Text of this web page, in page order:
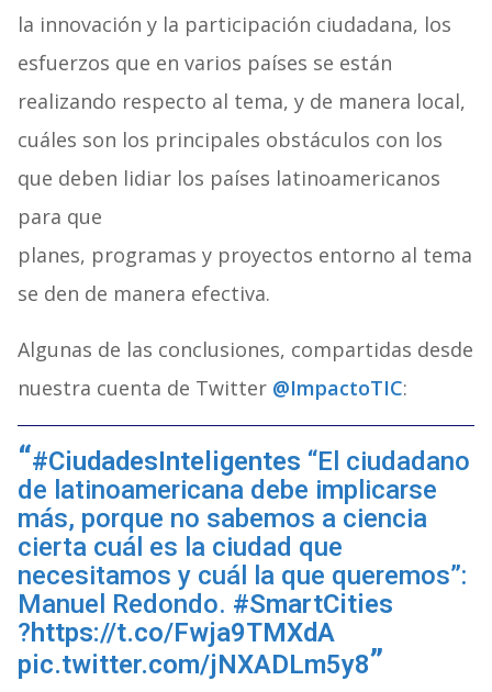
la innovación y la participación ciudadana, los
esfuerzos que en varios países se están
realizando respecto al tema, y de manera local,
cuáles son los principales obstáculos con los
que deben lidiar los países latinoamericanos
para que
planes, programas y proyectos entorno al tema
se den de manera efectiva.
Algunas de las conclusiones, compartidas desde
nuestra cuenta de Twitter @ImpactoTIC:
#CiudadesInteligentes “El ciudadano
de latinoamericana debe implicarse
más, porque no sabemos a ciencia
cierta cuál es la ciudad que
necesitamos y cuál la que queremos”:
Manuel Redondo. #SmartCities
?https://t.co/Fwja9TMXdA
pic.twitter.com/jNXADLm5y8